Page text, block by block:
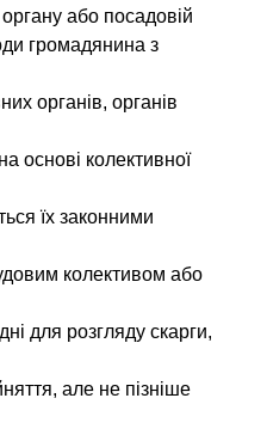
або посадовій
громадянина з
органів, органів
основі колективної
їх законними
колективом або
для розгляду скарги,
але не пізніше